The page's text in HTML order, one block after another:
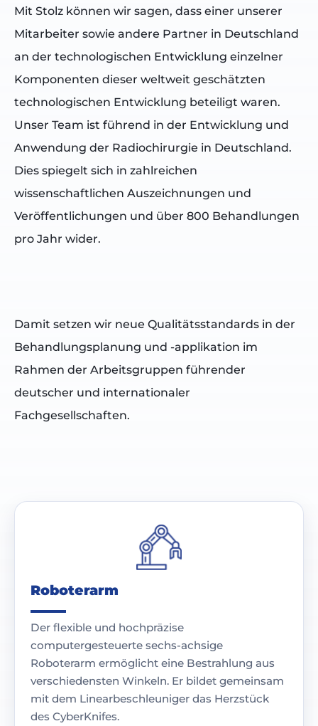
Mit Stolz können wir sagen, dass einer unserer
Mitarbeiter sowie andere Partner in Deutschland
an der technologischen Entwicklung einzelner
Komponenten dieser weltweit geschätzten
technologischen Entwicklung beteiligt waren.
Unser Team ist führend in der Entwicklung und
Anwendung der Radiochirurgie in Deutschland.
Dies spiegelt sich in zahlreichen
wissenschaftlichen Auszeichnungen und
Veröffentlichungen und über 800 Behandlungen
pro Jahr wider.
Damit setzen wir neue Qualitätsstandards in der
Behandlungsplanung und -applikation im
Rahmen der Arbeitsgruppen führender
deutscher und internationaler
Fachgesellschaften.
Roboterarm
Der flexible und hochpräzise
computergesteuerte sechs-achsige
Roboterarm ermöglicht eine Bestrahlung aus
verschiedensten Winkeln. Er bildet gemeinsam
mit dem Linearbeschleuniger das Herzstück
des CyberKnifes.